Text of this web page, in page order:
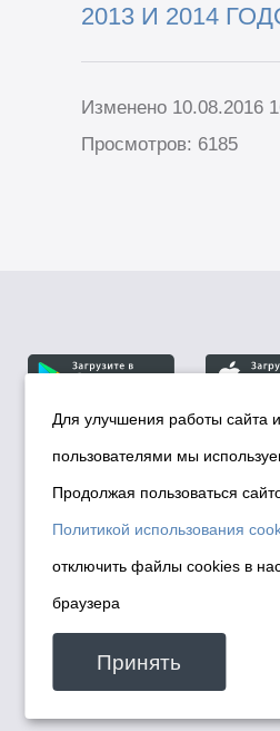
2013 И 2014
Изменено 10.08.2016
Просмотров: 6185
© Департамент
города Новосибирска, 2026
Политика
Политика по обработке
данных в
мэрии города
malinchukvl@mail.ru
Для улучшения работы сайта
пользователями мы
Продолжая пользоваться
Политикой использования
отключить файлы cookies в
браузера
Принять